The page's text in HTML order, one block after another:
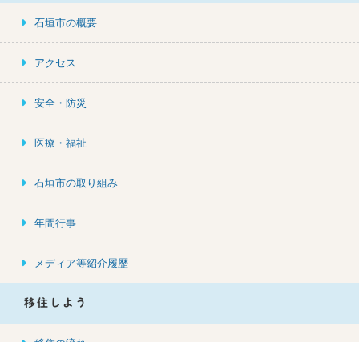
石垣市の概要
アクセス
安全・防災
医療・福祉
石垣市の取り組み
年間行事
メディア等紹介履歴
移住しよう